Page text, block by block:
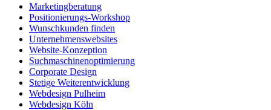
Marketingberatung
Positionierungs-Workshop
Wunschkunden finden
Unternehmenswebsites
Website-Konzeption
Suchmaschinenoptimierung
Corporate Design
Stetige Weiterentwicklung
Webdesign Pulheim
Webdesign Köln